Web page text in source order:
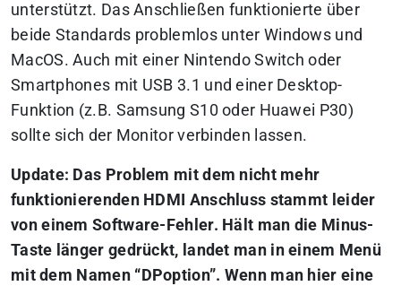
unterstützt. Das Anschließen funktionierte über
beide Standards problemlos unter Windows und
MacOS. Auch mit einer Nintendo Switch oder
Smartphones mit USB 3.1 und einer Desktop-
Funktion (z.B. Samsung S10 oder Huawei P30)
sollte sich der Monitor verbinden lassen.
Update: Das Problem mit dem nicht mehr
funktionierenden HDMI Anschluss stammt leider
von einem Software-Fehler. Hält man die Minus-
Taste länger gedrückt, landet man in einem Menü
mit dem Namen “DPoption”. Wenn man hier eine